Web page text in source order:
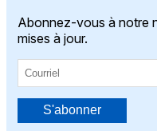
Abonnez-vous à notre
mises à jour.
S'abonner